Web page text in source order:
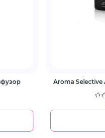
Aroma Selective Amber Wood 180ml Дифузор